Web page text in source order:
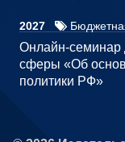
2027
Онлайн-семинар
сферы «Об
политики РФ»